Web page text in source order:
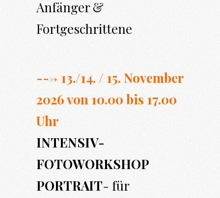
Anfänger &
Fortgeschrittene
---> 13./14. / 15. November
2026 von 10.00 bis 17.00
Uhr
INTENSIV-
FOTOWORKSHOP
PORTRAIT- für